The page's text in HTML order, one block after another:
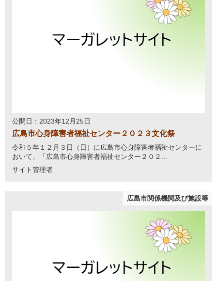
公開日：2023年12月25日
広島市心身障害者福祉センター２０２３文化祭
令和５年１２月３日（日）に広島市心身障害者福祉センターに
おいて、「広島市心身障害者福祉センター２０２...
サイト管理者
広島市関係機関及び施設等